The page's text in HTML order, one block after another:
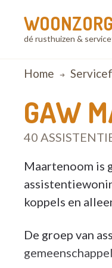
WOONZORG
dé rusthuizen &
Breadcrumb
Home
GAW
40
Maartenoom is
koppels en
De groep van